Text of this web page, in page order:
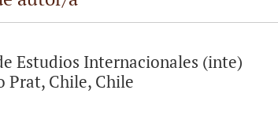
Estudios Internacionales (inte)
Prat, Chile, Chile